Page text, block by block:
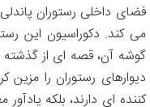
فضای داخلی رستوران
می کند. دکوراسیون این
گوشه آن، قصه ای از گذشته
دیوارهای رستوران را
کننده ای دارند، بلکه